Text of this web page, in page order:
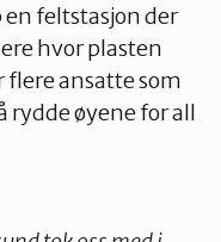
feltstasjon der
hvor plasten
flere ansatte som
rydde øyene for all